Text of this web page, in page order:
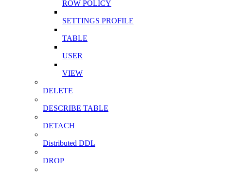
ROW POLICY
SETTINGS PROFILE
TABLE
USER
VIEW
DELETE
DESCRIBE TABLE
DETACH
Distributed DDL
DROP